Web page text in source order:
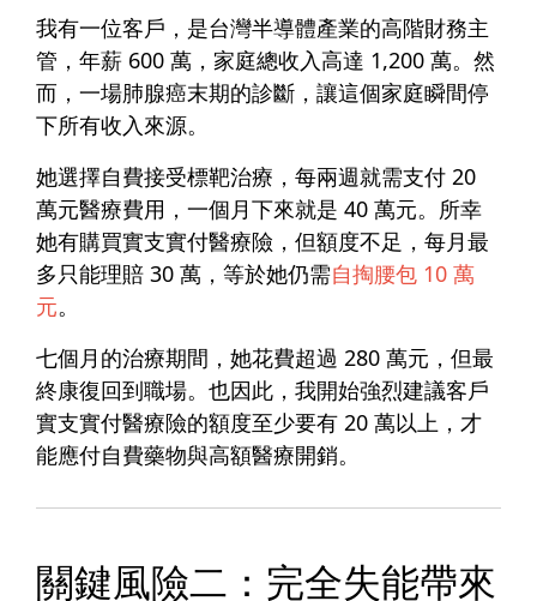
我有一位客戶，是台灣半導體產業的高階財務主
管，年薪 600 萬，家庭總收入高達 1,200 萬。然
而，一場肺腺癌末期的診斷，讓這個家庭瞬間停
下所有收入來源。
她選擇自費接受標靶治療，每兩週就需支付 20
萬元醫療費用 ，一個月下來就是 40 萬元。所幸
她有購買實支實付醫療險，但額度不足，每月最
多只能理賠 30 萬，等於她仍需自掏腰包 10 萬
元。
七個月的治療期間，她花費超過 280 萬元，但最
終康復回到職場。也因此，我開始強烈建議客戶
實支實付醫療險的額度至少要有 20 萬以上，才
能應付自費藥物與高額醫療開銷。
關鍵風險二：完全失能帶來